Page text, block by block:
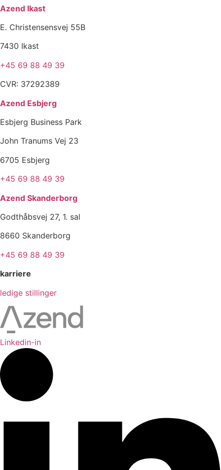
Azend Ikast
E. Christensensvej 55B
7430 Ikast
+45 69 88 49 39
CVR: 37292389
Azend Esbjerg
Esbjerg Business Park
John Tranums Vej 23
6705 Esbjerg
+45 69 88 49 39
Azend Skanderborg
Godthåbsvej 27, 1. sal
8660 Skanderborg
+45 69 88 49 39
karriere
ledige stillinger
Linkedin-in